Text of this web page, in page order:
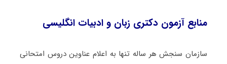
منابع آزمون دکتری زبان و ادبیات انگلیسی
سازمان سنجش هر ساله تنها به اعلام عناوین دروس امتحانی